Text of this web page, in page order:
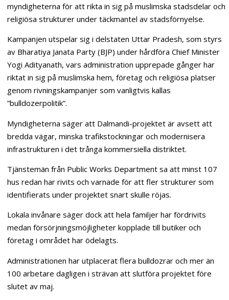
myndigheterna för att rikta in sig på muslimska stadsdelar och
religiösa strukturer under täckmantel av stadsförnyelse.
Kampanjen utspelar sig i delstaten Uttar Pradesh, som styrs
av Bharatiya Janata Party (BJP) under hårdföra Chief Minister
Yogi Adityanath, vars administration upprepade gånger har
riktat in sig på muslimska hem, företag och religiösa platser
genom rivningskampanjer som vanligtvis kallas
”bulldozerpolitik”.
Myndigheterna säger att Dalmandi-projektet är avsett att
bredda vägar, minska trafikstockningar och modernisera
infrastrukturen i det trånga kommersiella distriktet.
Tjänstemän från Public Works Department sa att minst 107
hus redan har rivits och varnade för att fler strukturer som
identifierats under projektet snart skulle röjas.
Lokala invånare säger dock att hela familjer har fördrivits
medan försörjningsmöjligheter kopplade till butiker och
företag i området har ödelagts.
Administrationen har utplacerat flera bulldozrar och mer än
100 arbetare dagligen i strävan att slutföra projektet före
slutet av maj.